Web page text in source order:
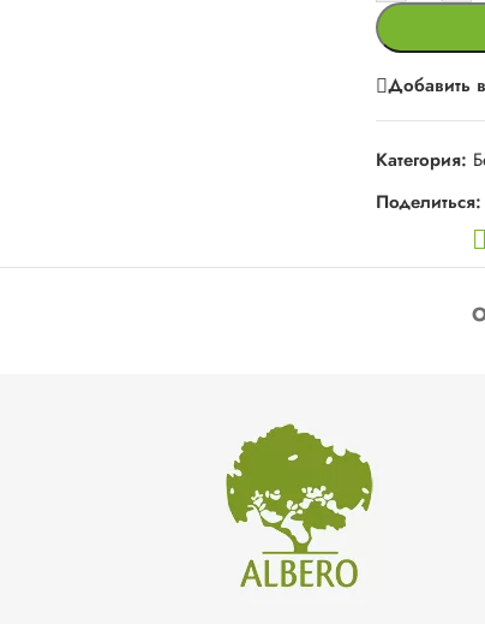
Добавить
Категория:
Поделиться: